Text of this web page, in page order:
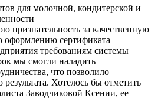
для молочной, кондитерской и
за качественную
оформлению сертификата
требованиям системы
мы смогли наладить
что позволило
результата. Хотелось бы отметить
Заводчиковой Ксении, ее